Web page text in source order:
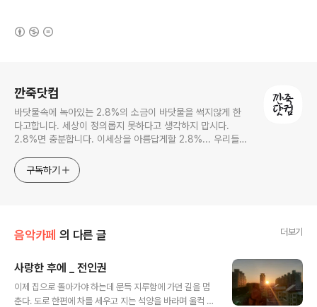
깐죽닷컴
바닷물속에 녹아있는 2.8%의 소금이 바닷물을 썩지않게 한
다고합니다. 세상이 정의롭지 못하다고 생각하지 맙시다.
2.8%면 충분합니다. 이세상을 아름답게할 2.8%... 우리들의
구독하기
음악카페 의 다른 글 더보기
사랑한 후에 _ 전인권
이제 집으로 돌아가야 하는데 문득 지루함에 가던 길을 멈
춘다. 도로 한편에 차를 세우고 지는 석양을 바라며 울컥 밀